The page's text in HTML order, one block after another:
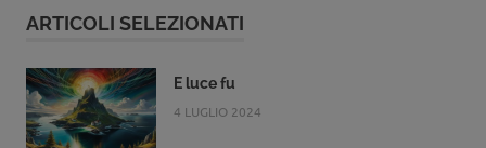
ARTICOLI SELEZIONATI
E luce fu
4 LUGLIO 2024